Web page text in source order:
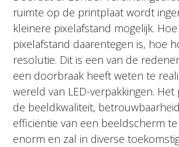
ruimte op de printplaat wordt
kleinere pixelafstand mogelijk.
pixelafstand daarentegen is, hoe
resolutie. Dit is een van de
een doorbraak heeft weten te
wereld van LED-verpakkingen.
de beeldkwaliteit,
efficiëntie van een beeldscherm
enorm en zal in diverse